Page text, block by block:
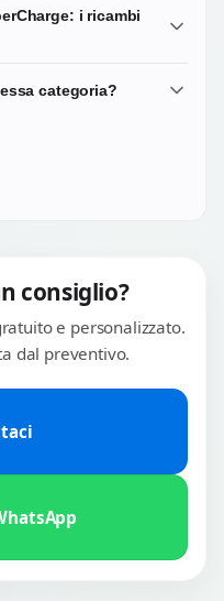
hanno sensori
moduli ottici Leica
del modulo
i ricambi
HyperCharge e
categoria?
con architetture e
sezioni del sito.
consiglio?
e personalizzato.
dal preventivo.